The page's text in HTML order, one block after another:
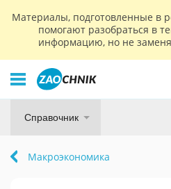
Материалы, подготовленные в
помогают разобраться в
информацию, но не
Справочник
Макроэкономика